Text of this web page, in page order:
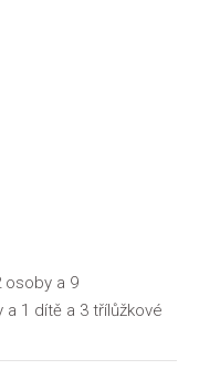
osoby a 9
1 dítě a 3 třílůžkové